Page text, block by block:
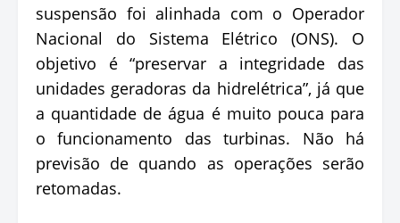
suspensão foi alinhada com o Operador
Nacional do Sistema Elétrico (ONS). O
objetivo é “preservar a integridade das
unidades geradoras da hidrelétrica”, já que
a quantidade de água é muito pouca para
o funcionamento das turbinas. Não há
previsão de quando as operações serão
retomadas.